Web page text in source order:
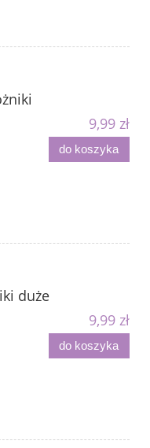
9,99 zł
do koszyka
duże
9,99 zł
do koszyka